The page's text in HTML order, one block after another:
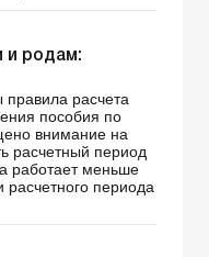
и родам:
правила расчета
пособия по
внимание на
расчетный период
работает меньше
периода